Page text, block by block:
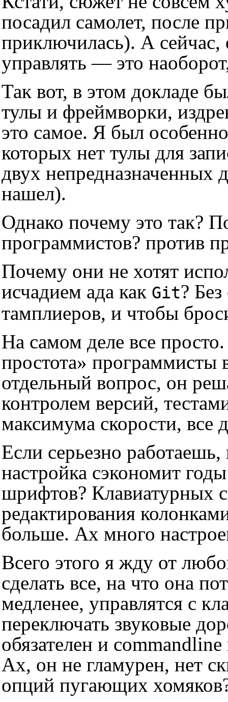
посадил самолет, после
приключилась). А сейчас,
управлять — это
Так вот, в этом докладе
тулы и фреймворки,
это самое. Я был
которых нет тулы для
двух непредназначенных
нашел).
Однако почему это так?
программистов? против
Почему они не хотят
исчадием ада как Git?
тамплиеров, и чтобы
На самом деле все
простота» программисты
отдельный вопрос, он
контролем версий,
максимума скорости, все
Если серьезно
настройка сэкономит
шрифтов? Клавиатурных
редактирования
больше. Ах много
Всего этого я жду от
сделать все, на что она
медленее, управлятся с
переключать звуковые
обязателен и
Ах, он не гламурен, нет
опций пугающих